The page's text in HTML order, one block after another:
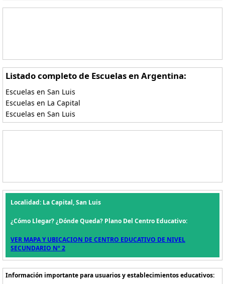
Listado completo de Escuelas en Argentina:
Escuelas en San Luis
Escuelas en La Capital
Escuelas en San Luis
Localidad: La Capital, San Luis
¿Cómo Llegar? ¿Dónde Queda? Plano Del Centro Educativo:
VER MAPA Y UBICACION DE CENTRO EDUCATIVO DE NIVEL
SECUNDARIO Nº 2
Información importante para usuarios y establecimientos educativos: